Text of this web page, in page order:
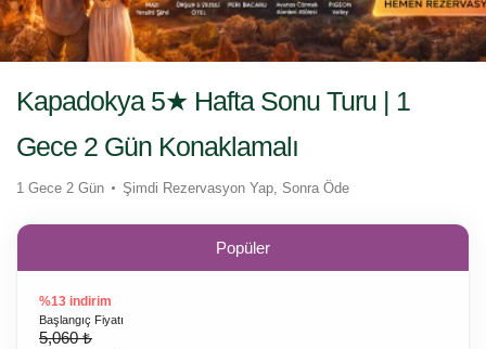
Kapadokya 5★ Hafta Sonu Turu | 1
Gece 2 Gün Konaklamalı
1 Gece 2 Gün Şimdi Rezervasyon Yap, Sonra Öde
Popüler
%13 indirim
Başlangıç Fiyatı
5,060 ₺